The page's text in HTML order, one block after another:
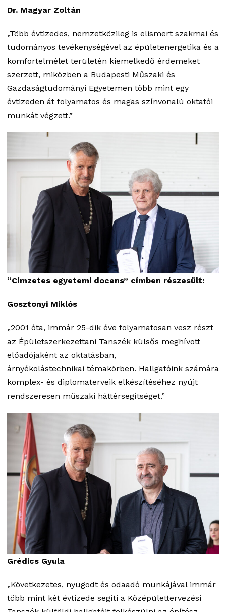
Dr. Magyar Zoltán
„Több évtizedes, nemzetközileg is elismert szakmai és
tudományos tevékenységével az épületenergetika és a
komfortelmélet területén kiemelkedő érdemeket
szerzett, miközben a Budapesti Műszaki és
Gazdaságtudományi Egyetemen több mint egy
évtizeden át folyamatos és magas színvonalú oktatói
munkát végzett.”
“Címzetes egyetemi docens” címben részesült:
Gosztonyi Miklós
„2001 óta, immár 25-dik éve folyamatosan vesz részt
az Épületszerkezettani Tanszék külsős meghívott
előadójaként az oktatásban,
árnyékolástechnikai témakörben. Hallgatóink számára
komplex- és diplomaterveik elkészítéséhez nyújt
rendszeresen műszaki háttérsegítséget.”
Grédics Gyula
„Következetes, nyugodt és odaadó munkájával immár
több mint két évtizede segíti a Középülettervezési